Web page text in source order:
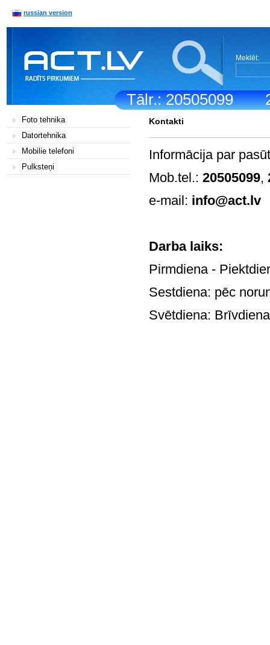
Tālr.: 20505099
russian version
Meklēt:
Foto tehnika
Datortehnika
Mobilie telefoni
Pulksteņi
Kontakti
Informācija par
Mob.tel.: 20505099,
e-mail: info@act.lv
Pirmdiena -
Sestdiena: